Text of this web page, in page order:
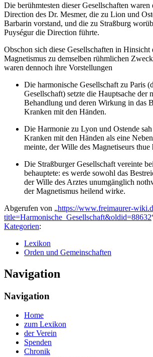
Die berühmtesten dieser Gesellschaften waren
Direction des Dr. Mesmer, die zu Lion und
Barbarin vorstand, und die zu Straßburg
Puységur die Direction führte.
Obschon sich diese Gesellschaften in Hinsicht
Magnetismus zu demselben rühmlichen
waren dennoch ihre Vorstellungen
Die harmonische Gesellschaft zu Paris
Gesellschaft) setzte die Hauptsache der
Behandlung und deren Wirkung in das
Kranken mit den Händen.
Die Harmonie zu Lyon und Ostende
Kranken mit den Händen als eine
meinte, der Wille des Magnetiseurs thue
Die Straßburger Gesellschaft vereinte
behauptete: es werde sowohl das
der Wille des Arztes unumgänglich
der Magnetismus heilend wirke.
Abgerufen von „https://www.freimaurer-
title=Harmonische_Gesellschaft&oldid=88632
Kategorien:
Lexikon
Orden und Gemeinschaften
Navigation
Navigation
Home
zum Lexikon
der Verein
Spenden
Chronik